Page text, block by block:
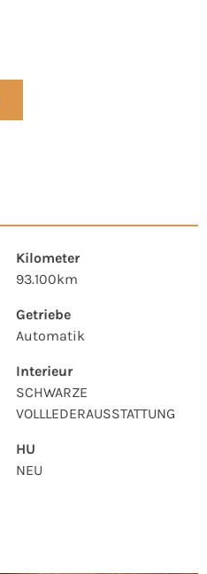
Kilometer
93.100km
Getriebe
Automatik
Interieur
SCHWARZE
VOLLLEDERAUSSTATTUNG
HU
NEU